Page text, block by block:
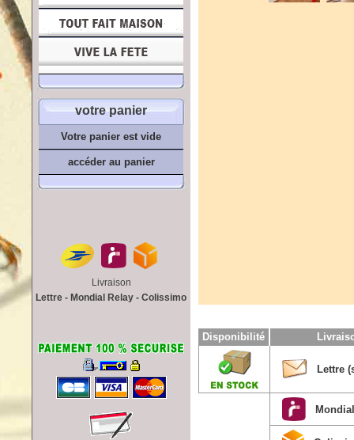
votre panier
Votre panier est vide
accéder au panier
Livraison
Lettre - Mondial Relay - Colissimo
Disponibilité
Lettre